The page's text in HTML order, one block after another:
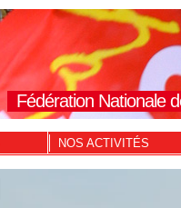
Fédération Nationale
NOS ACTIVITÉS